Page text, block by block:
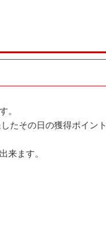
。
たその日の獲得ポイント
来ます。